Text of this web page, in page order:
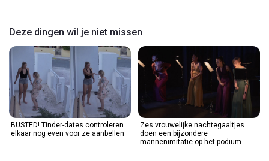
Deze dingen wil je niet missen
BUSTED! Tinder-dates controleren
elkaar nog even voor ze aanbellen
Zes vrouwelijke nachtegaaltjes
doen een bijzondere
mannenimitatie op het podium